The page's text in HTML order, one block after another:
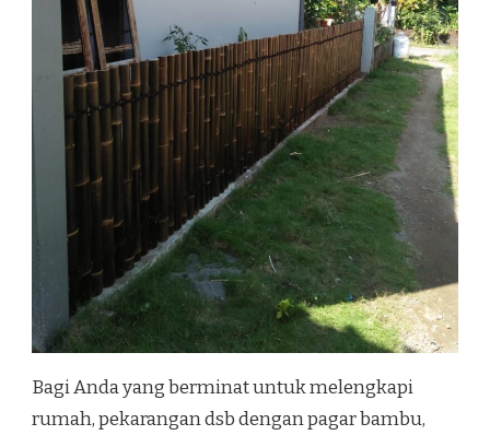
Bagi Anda yang berminat untuk melengkapi
rumah, pekarangan dsb dengan pagar bambu,